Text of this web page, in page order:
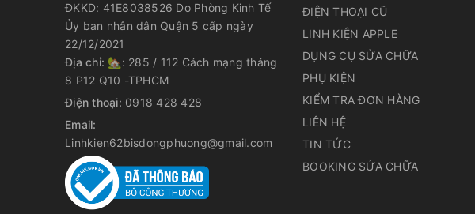
ĐKKD: 41E8038526 Do Phòng Kinh Tế
Ủy ban nhân dân Quận 5 cấp ngày
22/12/2021
Địa chỉ: 🏡: 285 / 112 Cách mạng tháng
8 P12 Q10 -TPHCM
Điện thoại: 0918 428 428
Email:
Linhkien62bisdongphuong@gmail.com
ĐIỆN THOẠI CŨ
LINH KIỆN APPLE
DỤNG CỤ SỬA CHỮA
PHỤ KIỆN
KIỂM TRA ĐƠN HÀNG
LIÊN HỆ
TIN TỨC
BOOKING SỬA CHỮA